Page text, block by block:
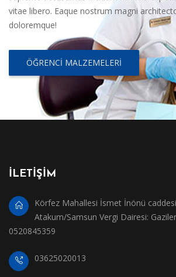
vitae libero. Eaque nostrum magni
doloremque!
ÖĞRENCI MALZEMELERI
İLETİŞİM
Körfez Mahallesi İsmet İnönü
Atakum/Samsun Vergi Dairesi:
0520845359
03625020013